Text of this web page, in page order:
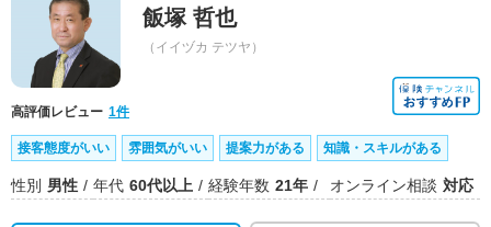
飯塚 哲也
（イイヅカ テツヤ）
高評価レビュー 1件
接客態度がいい 雰囲気がいい 提案力がある 知識・スキルがある
性別 男性 年代 60代以上 経験年数 21年 オンライン相談 対応